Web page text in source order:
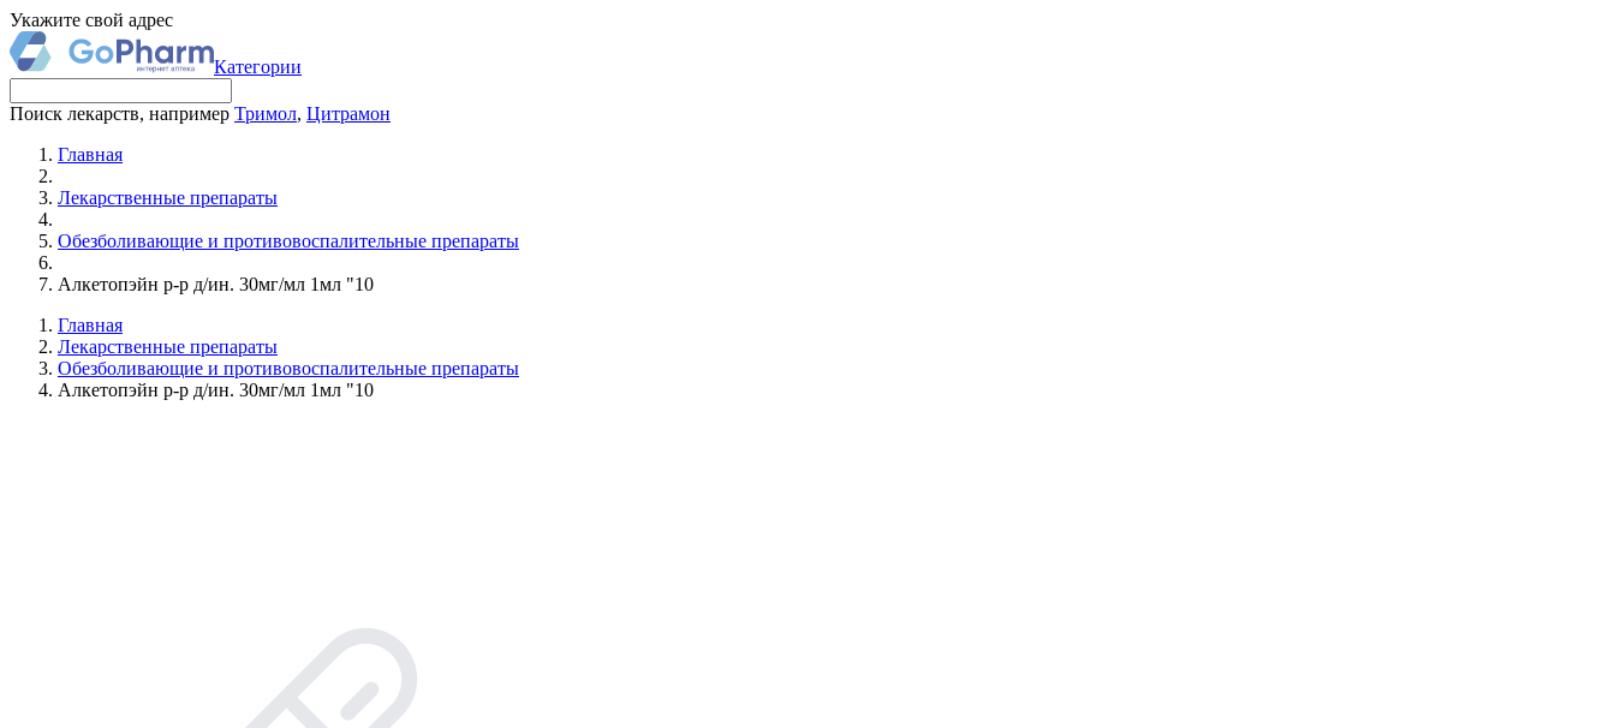
Укажите свой адрес
Категории
Поиск лекарств, например Тримол, Цитрамон
Главная
Лекарственные препараты
Обезболивающие и противовоспалительные препараты
Алкетопэйн р-р д/ин. 30мг/мл 1мл "10
Главная
Лекарственные препараты
Обезболивающие и противовоспалительные препараты
Алкетопэйн р-р д/ин. 30мг/мл 1мл "10